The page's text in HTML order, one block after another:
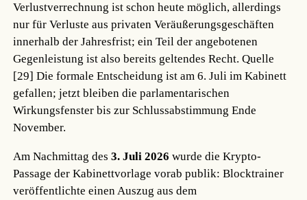
Verlustverrechnung ist schon heute möglich, allerdings
nur für Verluste aus privaten Veräußerungsgeschäften
innerhalb der Jahresfrist; ein Teil der angebotenen
Gegenleistung ist also bereits geltendes Recht.Quelle
[29] Die formale Entscheidung ist am 6. Juli im Kabinett
gefallen; jetzt bleiben die parlamentarischen
Wirkungsfenster bis zur Schlussabstimmung Ende
November.
Am Nachmittag des3. Juli 2026 wurde die Krypto-
Passage der Kabinettvorlage vorab publik: Blocktrainer
veröffentlichte einen Auszug aus dem